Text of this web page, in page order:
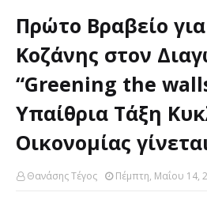
Πρώτο Βραβείο
Κοζάνης στον
“Greening the
Υπαίθρια Τάξη
Οικονομίας
Θανάσης Τέγος Πέμπτη, Μαΐου 14,